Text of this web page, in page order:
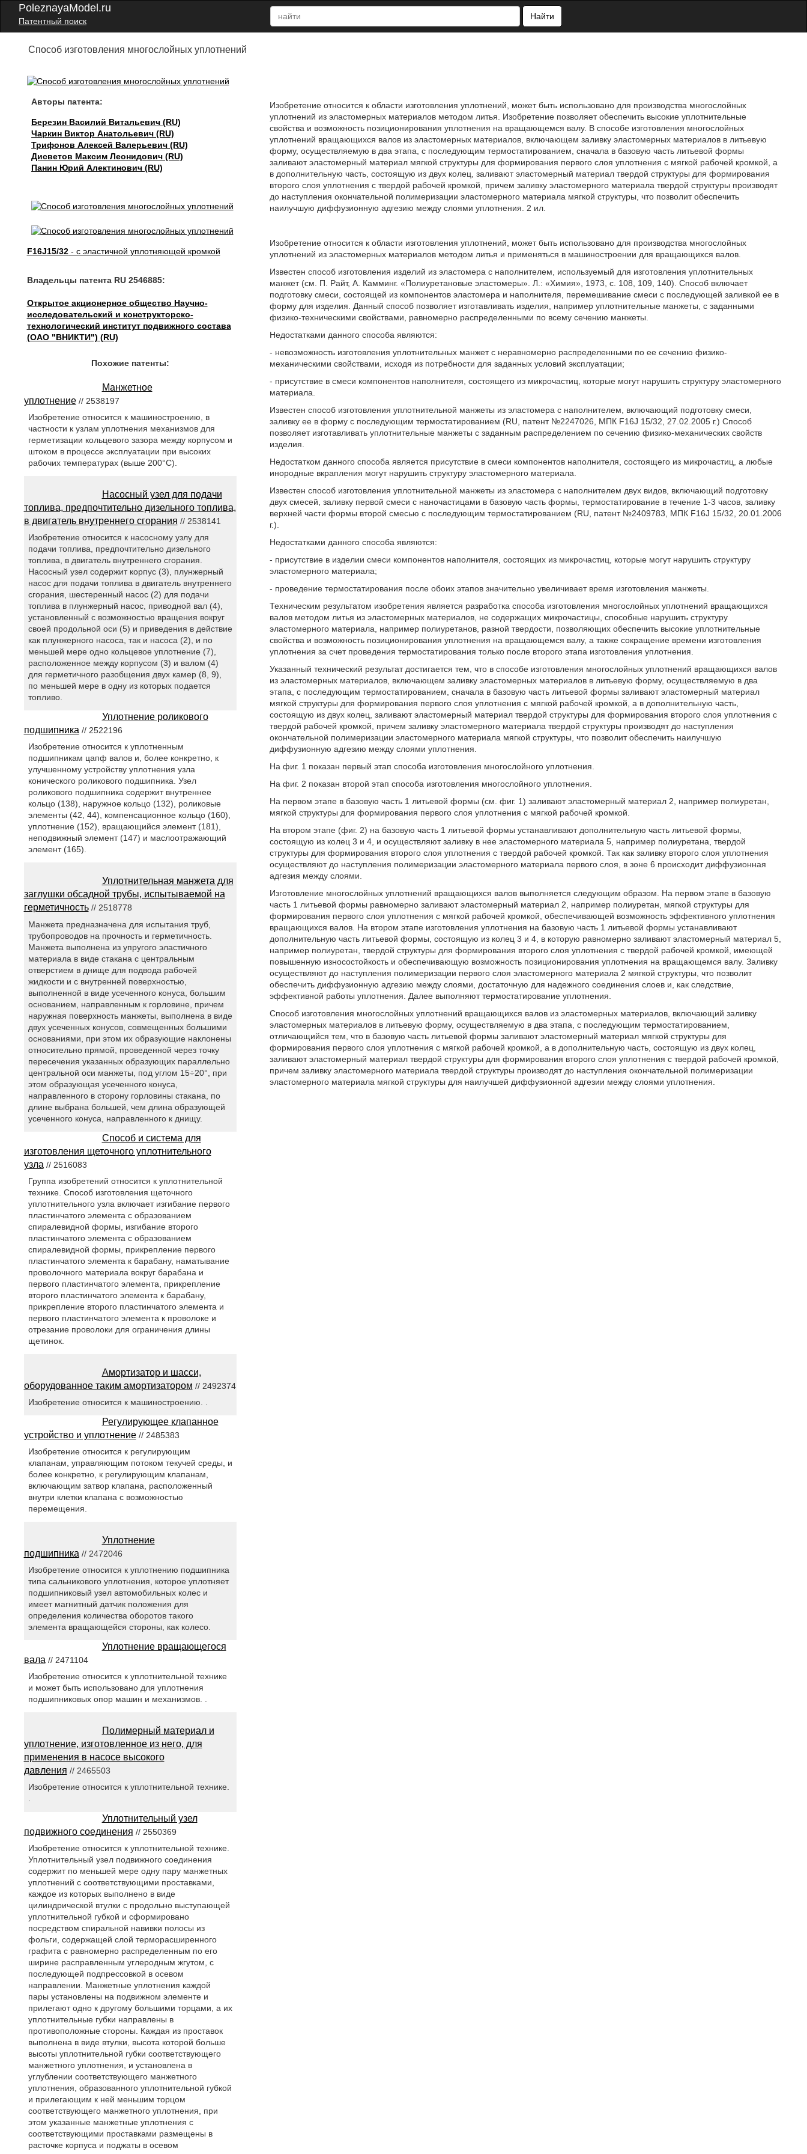
PoleznayaModel.ru
Патентный поиск
Найти
Способ изготовления многослойных уплотнений
Авторы патента:
Березин Василий Витальевич (RU)
Чаркин Виктор Анатольевич (RU)
Трифонов Алексей Валерьевич (RU)
Дисветов Максим Леонидович (RU)
Панин Юрий Алектинович (RU)
F16J15/32- с эластичной уплотняющей кромкой
Владельцы патента RU 2546885:
Открытое акционерное общество Научно-
исследовательский и конструкторско-
технологический институт подвижного состава
(ОАО "ВНИКТИ") (RU)
Изобретение относится к области изготовления уплотнений, может быть использовано для производства многослойных
уплотнений из эластомерных материалов методом литья. Изобретение позволяет обеспечить высокие уплотнительные
свойства и возможность позиционирования уплотнения на вращающемся валу. В способе изготовления многослойных
уплотнений вращающихся валов из эластомерных материалов, включающем заливку эластомерных материалов в литьевую
форму, осуществляемую в два этапа, с последующим термостатированием, сначала в базовую часть литьевой формы
заливают эластомерный материал мягкой структуры для формирования первого слоя уплотнения с мягкой рабочей кромкой, а
в дополнительную часть, состоящую из двух колец, заливают эластомерный материал твердой структуры для формирования
второго слоя уплотнения с твердой рабочей кромкой, причем заливку эластомерного материала твердой структуры производят
до наступления окончательной полимеризации эластомерного материала мягкой структуры, что позволит обеспечить
наилучшую диффузионную адгезию между слоями уплотнения. 2 ил.
Изобретение относится к области изготовления уплотнений, может быть использовано для производства многослойных
уплотнений из эластомерных материалов методом литья и применяться в машиностроении для вращающихся валов.
Известен способ изготовления изделий из эластомера с наполнителем, используемый для изготовления уплотнительных
манжет (см. П. Райт, А. Камминг. «Полиуретановые эластомеры». Л.: «Химия», 1973, с. 108, 109, 140). Способ включает
подготовку смеси, состоящей из компонентов эластомера и наполнителя, перемешивание смеси с последующей заливкой ее в
форму для изделия. Данный способ позволяет изготавливать изделия, например уплотнительные манжеты, с заданными
физико-техническими свойствами, равномерно распределенными по всему сечению манжеты.
Недостатками данного способа являются:
- невозможность изготовления уплотнительных манжет с неравномерно распределенными по ее сечению физико-
механическими свойствами, исходя из потребности для заданных условий эксплуатации;
- присутствие в смеси компонентов наполнителя, состоящего из микрочастиц, которые могут нарушить структуру эластомерного
материала.
Известен способ изготовления уплотнительной манжеты из эластомера с наполнителем, включающий подготовку смеси,
заливку ее в форму с последующим термостатированием (RU, патент №2247026, МПК F16J 15/32, 27.02.2005 г.) Способ
позволяет изготавливать уплотнительные манжеты с заданным распределением по сечению физико-механических свойств
изделия.
Недостатком данного способа является присутствие в смеси компонентов наполнителя, состоящего из микрочастиц, а любые
инородные вкрапления могут нарушить структуру эластомерного материала.
Известен способ изготовления уплотнительной манжеты из эластомера с наполнителем двух видов, включающий подготовку
двух смесей, заливку первой смеси с наночастицами в базовую часть формы, термостатирование в течение 1-3 часов, заливку
верхней части формы второй смесью с последующим термостатированием (RU, патент №2409783, МПК F16J 15/32, 20.01.2006
г.).
Недостатками данного способа являются:
- присутствие в изделии смеси компонентов наполнителя, состоящих из микрочастиц, которые могут нарушить структуру
эластомерного материала;
- проведение термостатирования после обоих этапов значительно увеличивает время изготовления манжеты.
Техническим результатом изобретения является разработка способа изготовления многослойных уплотнений вращающихся
валов методом литья из эластомерных материалов, не содержащих микрочастицы, способные нарушить структуру
эластомерного материала, например полиуретанов, разной твердости, позволяющих обеспечить высокие уплотнительные
свойства и возможность позиционирования уплотнения на вращающемся валу, а также сокращение времени изготовления
уплотнения за счет проведения термостатирования только после второго этапа изготовления уплотнения.
Указанный технический результат достигается тем, что в способе изготовления многослойных уплотнений вращающихся валов
из эластомерных материалов, включающем заливку эластомерных материалов в литьевую форму, осуществляемую в два
этапа, с последующим термостатированием, сначала в базовую часть литьевой формы заливают эластомерный материал
мягкой структуры для формирования первого слоя уплотнения с мягкой рабочей кромкой, а в дополнительную часть,
состоящую из двух колец, заливают эластомерный материал твердой структуры для формирования второго слоя уплотнения с
твердой рабочей кромкой, причем заливку эластомерного материала твердой структуры производят до наступления
окончательной полимеризации эластомерного материала мягкой структуры, что позволит обеспечить наилучшую
диффузионную адгезию между слоями уплотнения.
На фиг. 1 показан первый этап способа изготовления многослойного уплотнения.
На фиг. 2 показан второй этап способа изготовления многослойного уплотнения.
На первом этапе в базовую часть 1 литьевой формы (см. фиг. 1) заливают эластомерный материал 2, например полиуретан,
мягкой структуры для формирования первого слоя уплотнения с мягкой рабочей кромкой.
На втором этапе (фиг. 2) на базовую часть 1 литьевой формы устанавливают дополнительную часть литьевой формы,
состоящую из колец 3 и 4, и осуществляют заливку в нее эластомерного материала 5, например полиуретана, твердой
структуры для формирования второго слоя уплотнения с твердой рабочей кромкой. Так как заливку второго слоя уплотнения
осуществляют до наступления полимеризации эластомерного материала первого слоя, в зоне 6 происходит диффузионная
адгезия между слоями.
Изготовление многослойных уплотнений вращающихся валов выполняется следующим образом. На первом этапе в базовую
часть 1 литьевой формы равномерно заливают эластомерный материал 2, например полиуретан, мягкой структуры для
формирования первого слоя уплотнения с мягкой рабочей кромкой, обеспечивающей возможность эффективного уплотнения
вращающихся валов. На втором этапе изготовления уплотнения на базовую часть 1 литьевой формы устанавливают
дополнительную часть литьевой формы, состоящую из колец 3 и 4, в которую равномерно заливают эластомерный материал 5,
например полиуретан, твердой структуры для формирования второго слоя уплотнения с твердой рабочей кромкой, имеющей
повышенную износостойкость и обеспечивающую возможность позиционирования уплотнения на вращающемся валу. Заливку
осуществляют до наступления полимеризации первого слоя эластомерного материала 2 мягкой структуры, что позволит
обеспечить диффузионную адгезию между слоями, достаточную для надежного соединения слоев и, как следствие,
эффективной работы уплотнения. Далее выполняют термостатирование уплотнения.
Способ изготовления многослойных уплотнений вращающихся валов из эластомерных материалов, включающий заливку
эластомерных материалов в литьевую форму, осуществляемую в два этапа, с последующим термостатированием,
отличающийся тем, что в базовую часть литьевой формы заливают эластомерный материал мягкой структуры для
формирования первого слоя уплотнения с мягкой рабочей кромкой, а в дополнительную часть, состоящую из двух колец,
заливают эластомерный материал твердой структуры для формирования второго слоя уплотнения с твердой рабочей кромкой,
причем заливку эластомерного материала твердой структуры производят до наступления окончательной полимеризации
эластомерного материала мягкой структуры для наилучшей диффузионной адгезии между слоями уплотнения.
Похожие патенты:
Манжетное
уплотнение// 2538197
Изобретение относится к машиностроению, в
частности к узлам уплотнения механизмов для
герметизации кольцевого зазора между корпусом и
штоком в процессе эксплуатации при высоких
рабочих температурах (выше 200°C).
Насосный узел для подачи
топлива, предпочтительно дизельного топлива,
в двигатель внутреннего сгорания // 2538141
Изобретение относится к насосному узлу для
подачи топлива, предпочтительно дизельного
топлива, в двигатель внутреннего сгорания.
Насосный узел содержит корпус (3), плунжерный
насос для подачи топлива в двигатель внутреннего
сгорания, шестеренный насос (2) для подачи
топлива в плунжерный насос, приводной вал (4),
установленный с возможностью вращения вокруг
своей продольной оси (5) и приведения в действие
как плунжерного насоса, так и насоса (2), и по
меньшей мере одно кольцевое уплотнение (7),
расположенное между корпусом (3) и валом (4)
для герметичного разобщения двух камер (8, 9),
по меньшей мере в одну из которых подается
топливо.
Уплотнение роликового
подшипника// 2522196
Изобретение относится к уплотненным
подшипникам цапф валов и, более конкретно, к
улучшенному устройству уплотнения узла
конического роликового подшипника. Узел
роликового подшипника содержит внутреннее
кольцо (138), наружное кольцо (132), роликовые
элементы (42, 44), компенсационное кольцо (160),
уплотнение (152), вращающийся элемент (181),
неподвижный элемент (147) и маслоотражающий
элемент (165).
Уплотнительная манжета для
заглушки обсадной трубы, испытываемой на
герметичность// 2518778
Манжета предназначена для испытания труб,
трубопроводов на прочность и герметичность.
Манжета выполнена из упругого эластичного
материала в виде стакана с центральным
отверстием в днище для подвода рабочей
жидкости и с внутренней поверхностью,
выполненной в виде усеченного конуса, большим
основанием, направленным к горловине, причем
наружная поверхность манжеты, выполнена в виде
двух усеченных конусов, совмещенных большими
основаниями, при этом их образующие наклонены
относительно прямой, проведенной через точку
пересечения указанных образующих параллельно
центральной оси манжеты, под углом 15÷20°, при
этом образующая усеченного конуса,
направленного в сторону горловины стакана, по
длине выбрана большей, чем длина образующей
усеченного конуса, направленного к днищу.
Способ и система для
изготовления щеточного уплотнительного
узла // 2516083
Группа изобретений относится к уплотнительной
технике. Способ изготовления щеточного
уплотнительного узла включает изгибание первого
пластинчатого элемента с образованием
спиралевидной формы, изгибание второго
пластинчатого элемента с образованием
спиралевидной формы, прикрепление первого
пластинчатого элемента к барабану, наматывание
проволочного материала вокруг барабана и
первого пластинчатого элемента, прикрепление
второго пластинчатого элемента к барабану,
прикрепление второго пластинчатого элемента и
первого пластинчатого элемента к проволоке и
отрезание проволоки для ограничения длины
щетинок.
Амортизатор и шасси,
оборудованное таким амортизатором // 2492374
Изобретение относится к машиностроению. .
Регулирующее клапанное
устройство и уплотнение// 2485383
Изобретение относится к регулирующим
клапанам, управляющим потоком текучей среды, и
более конкретно, к регулирующим клапанам,
включающим затвор клапана, расположенный
внутри клетки клапана с возможностью
перемещения.
Уплотнение
подшипника // 2472046
Изобретение относится к уплотнению подшипника
типа сальникового уплотнения, которое уплотняет
подшипниковый узел автомобильных колес и
имеет магнитный датчик положения для
определения количества оборотов такого
элемента вращающейся стороны, как колесо.
Уплотнение вращающегося
вала// 2471104
Изобретение относится к уплотнительной технике
и может быть использовано для уплотнения
подшипниковых опор машин и механизмов. .
Полимерный материал и
уплотнение, изготовленное из него, для
применения в насосе высокого
давления // 2465503
Изобретение относится к уплотнительной технике.
.
Уплотнительный узел
подвижного соединения // 2550369
Изобретение относится к уплотнительной технике.
Уплотнительный узел подвижного соединения
содержит по меньшей мере одну пару манжетных
уплотнений с соответствующими проставками,
каждое из которых выполнено в виде
цилиндрической втулки с продольно выступающей
уплотнительной губкой и сформировано
посредством спиральной навивки полосы из
фольги, содержащей слой терморасширенного
графита с равномерно распределенным по его
ширине расправленным углеродным жгутом, с
последующей подпрессовкой в осевом
направлении. Манжетные уплотнения каждой
пары установлены на подвижном элементе и
прилегают одно к другому большими торцами, а их
уплотнительные губки направлены в
противоположные стороны. Каждая из проставок
выполнена в виде втулки, высота которой больше
высоты уплотнительной губки соответствующего
манжетного уплотнения, и установлена в
углублении соответствующего манжетного
уплотнения, образованного уплотнительной губкой
и прилегающим к ней меньшим торцом
соответствующего манжетного уплотнения, при
этом указанные манжетные уплотнения с
соответствующими проставками размещены в
расточке корпуса и поджаты в осевом